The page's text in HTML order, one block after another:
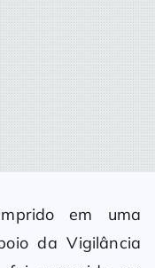
em uma
da Vigilância